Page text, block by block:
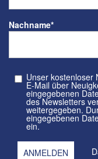
Nachname*
Unser kostenloser
E-Mail über Neuigkeiten rund um euren
eingegebenen Daten werden lediglich
des Newsletters verwendet und
weitergegeben.
eingegebenen Daten willigt
ein.